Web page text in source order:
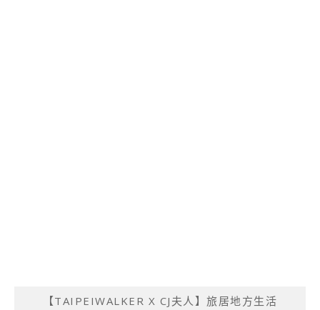
【TAIPEIWALKER X CJ夫人】旅居地方生活